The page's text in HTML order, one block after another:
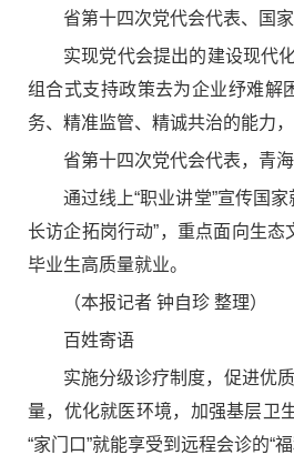
省第十四次党代会代表、国
实现党代会提出的建设现代
组合式支持政策去为企业纾难解
务、精准监管、精诚共治的能力
省第十四次党代会代表，青
通过线上“职业讲堂”宣传国
长访企拓岗行动”，重点面向生
毕业生高质量就业。
（本报记者 钟自珍 整理）
百姓寄语
实施分级诊疗制度，促进优
量，优化就医环境，加强基层卫
“家门口”就能享受到远程会诊的“